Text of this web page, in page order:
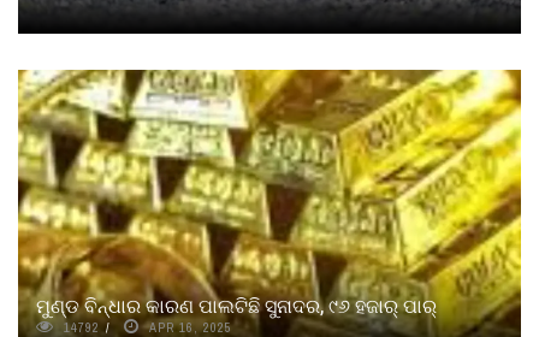
ମୁଣ୍ଡ ବିନ୍ଧାର କାରଣ ପାଲଟିଛି ସୁନାଦର, ୯୬ ହଜାର୍‌ ପାର୍‌
14792 APR 16, 2025